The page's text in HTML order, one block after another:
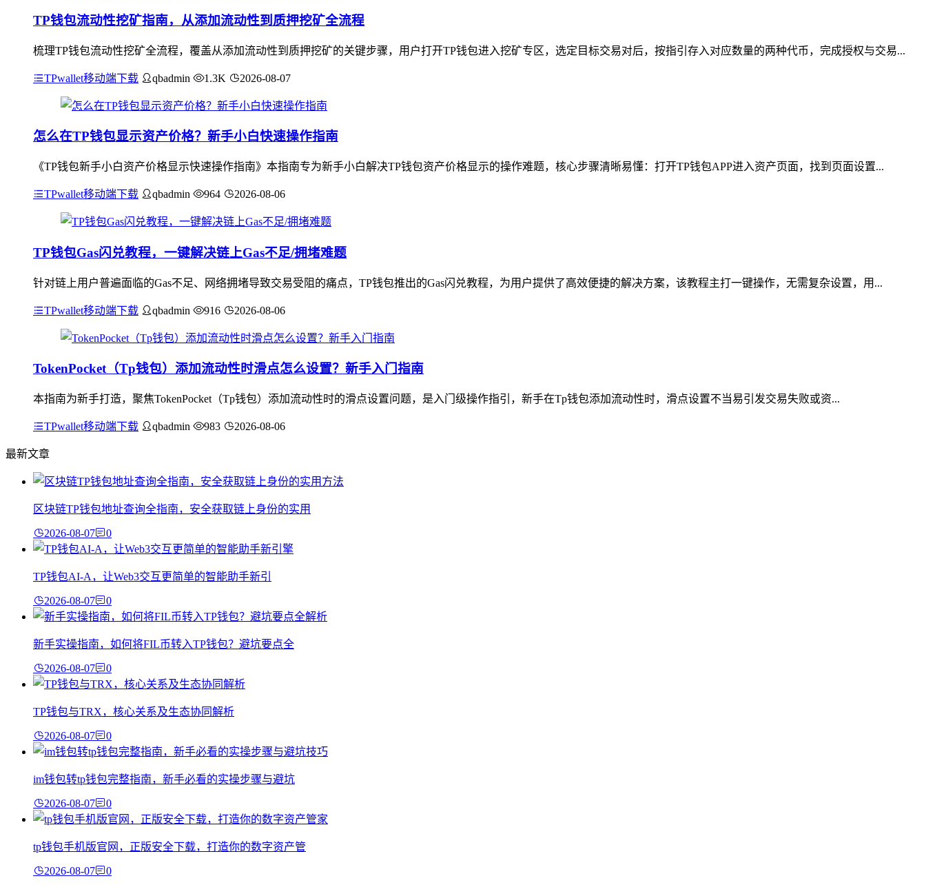
TP钱包流动性挖矿指南，从添加流动性到质押挖矿全流程
梳理TP钱包流动性挖矿全流程，覆盖从添加流动性到质押挖矿的关键步骤，用户打开TP钱包进入挖矿专区，选定目标交易对后，按指引存入对应数量的两种代币，完成授权与交易...
TPwallet移动端下载 qbadmin 1.3K 2026-08-07
怎么在TP钱包显示资产价格？新手小白快速操作指南
《TP钱包新手小白资产价格显示快速操作指南》本指南专为新手小白解决TP钱包资产价格显示的操作难题，核心步骤清晰易懂：打开TP钱包APP进入资产页面，找到页面设置...
TPwallet移动端下载 qbadmin 964 2026-08-06
TP钱包Gas闪兑教程，一键解决链上Gas不足/拥堵难题
针对链上用户普遍面临的Gas不足、网络拥堵导致交易受阻的痛点，TP钱包推出的Gas闪兑教程，为用户提供了高效便捷的解决方案，该教程主打一键操作，无需复杂设置，用...
TPwallet移动端下载 qbadmin 916 2026-08-06
TokenPocket（Tp钱包）添加流动性时滑点怎么设置？新手入门指南
本指南为新手打造，聚焦TokenPocket（Tp钱包）添加流动性时的滑点设置问题，是入门级操作指引，新手在Tp钱包添加流动性时，滑点设置不当易引发交易失败或资...
TPwallet移动端下载 qbadmin 983 2026-08-06
最新文章
区块链TP钱包地址查询全指南，安全获取链上身份的实用
2026-08-07 0
TP钱包AI-A，让Web3交互更简单的智能助手新引
2026-08-07 0
新手实操指南，如何将FIL币转入TP钱包？避坑要点全
2026-08-07 0
TP钱包与TRX，核心关系及生态协同解析
2026-08-07 0
im钱包转tp钱包完整指南，新手必看的实操步骤与避坑
2026-08-07 0
tp钱包手机版官网，正版安全下载，打造你的数字资产管
2026-08-07 0